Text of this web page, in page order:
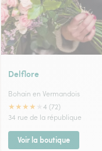
Delflore
Bohain en Vermandois
★★★★
4 (72)
34 rue de la république
Voir la boutique